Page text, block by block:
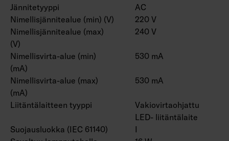
Jännitetyyppi
AC
Nimellisjännitealue (min) (V)
220 V
Nimellisjännitealue (max)
(V)
240 V
Nimellisvirta-alue (min)
(mA)
530 mA
Nimellisvirta-alue (max)
(mA)
530 mA
Liitäntälaitteen tyyppi
Vakiovirtaohjattu
LED- liitäntälaite
Suojausluokka (IEC 61140)
I